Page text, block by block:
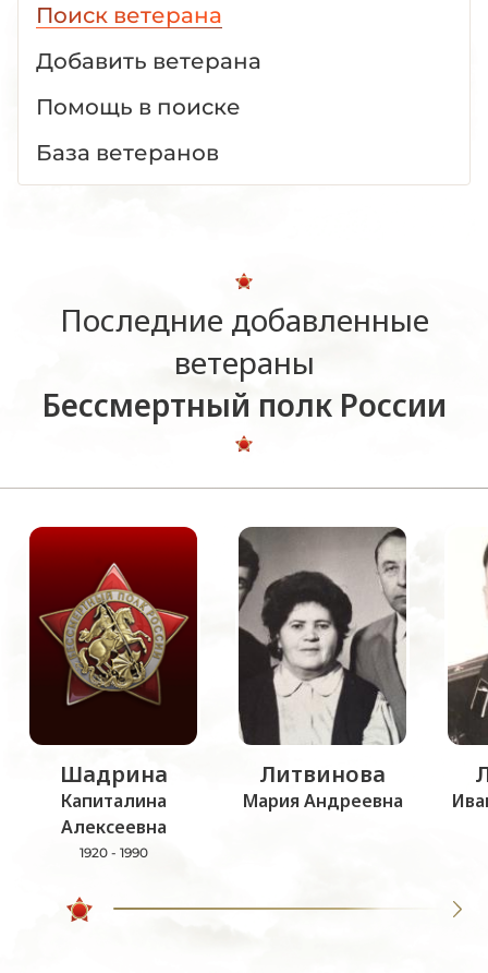
Поиск ветерана
Добавить ветерана
Помощь в поиске
База ветеранов
Последние добавленные
ветераны
Бессмертный полк России
Шадрина
Капиталина
Алексеевна
1920 - 1990
Литвинова
Мария Андреевна